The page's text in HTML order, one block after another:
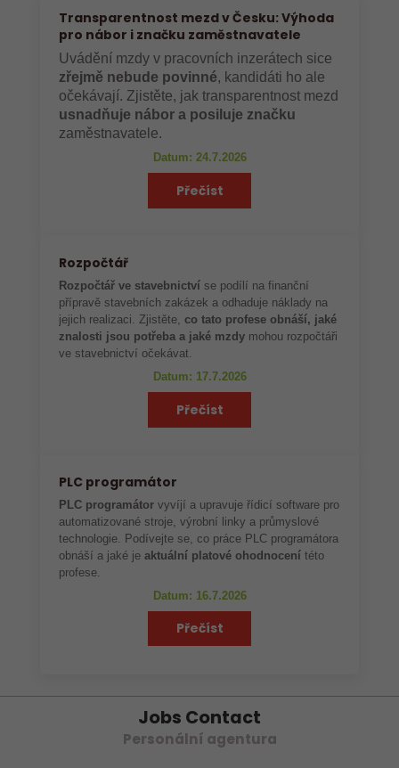
Transparentnost mezd v Česku: Výhoda
pro nábor i značku zaměstnavatele
Uvádění mzdy v pracovních inzerátech sice
zřejmě nebude povinné, kandidáti ho ale
očekávají. Zjistěte, jak transparentnost mezd
usnadňuje nábor a posiluje značku
zaměstnavatele.
Datum: 24.7.2026
Přečíst
Rozpočtář
Rozpočtář ve stavebnictví se podílí na finanční
přípravě stavebních zakázek a odhaduje náklady na
jejich realizaci. Zjistěte,co tato profese obnáší, jaké
znalosti jsou potřeba a jaké mzdy mohou rozpočtáři
ve stavebnictví očekávat.
Datum: 17.7.2026
Přečíst
PLC programátor
PLC programátor vyvíjí a upravuje řídicí software pro
automatizované stroje, výrobní linky a průmyslové
technologie. Podívejte se, co práce PLC programátora
obnáší a jaké je aktuální platové ohodnocení této
profese.
Datum: 16.7.2026
Přečíst
Jobs Contact
Personální agentura